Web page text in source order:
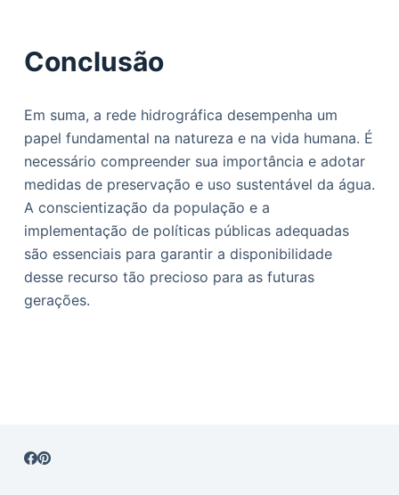
Conclusão
Em suma, a rede hidrográfica desempenha um
papel fundamental na natureza e na vida humana. É
necessário compreender sua importância e adotar
medidas de preservação e uso sustentável da água.
A conscientização da população e a
implementação de políticas públicas adequadas
são essenciais para garantir a disponibilidade
desse recurso tão precioso para as futuras
gerações.